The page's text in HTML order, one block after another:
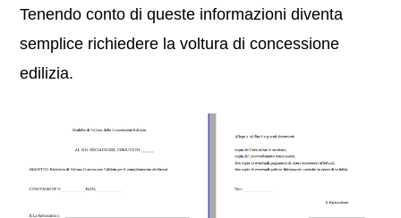
Tenendo conto di queste informazioni diventa
semplice richiedere la voltura di concessione
edilizia.